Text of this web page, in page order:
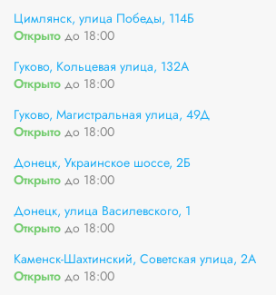
Цимлянск, улица Победы, 114Б
Открыто до 18:00
Гуково, Кольцевая улица, 132А
Открыто до 18:00
Гуково, Магистральная улица, 49Д
Открыто до 18:00
Донецк, Украинское шоссе, 2Б
Открыто до 18:00
Донецк, улица Василевского, 1
Открыто до 18:00
Каменск-Шахтинский, Советская улица, 2А
Открыто до 18:00